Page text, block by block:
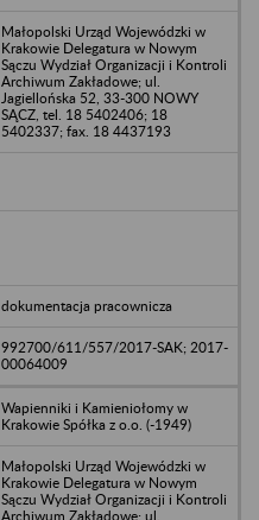
Małopolski Urząd Wojewódzki w
Krakowie Delegatura w Nowym
Sączu Wydział Organizacji i Kontroli
Archiwum Zakładowe; ul.
Jagiellońska 52, 33-300 NOWY
SĄCZ, tel. 18 5402406; 18
5402337; fax. 18 4437193
dokumentacja pracownicza
992700/611/557/2017-SAK; 2017-
00064009
Wapienniki i Kamieniołomy w
Krakowie Spółka z o.o. (-1949)
Małopolski Urząd Wojewódzki w
Krakowie Delegatura w Nowym
Sączu Wydział Organizacji i Kontroli
Archiwum Zakładowe; ul.